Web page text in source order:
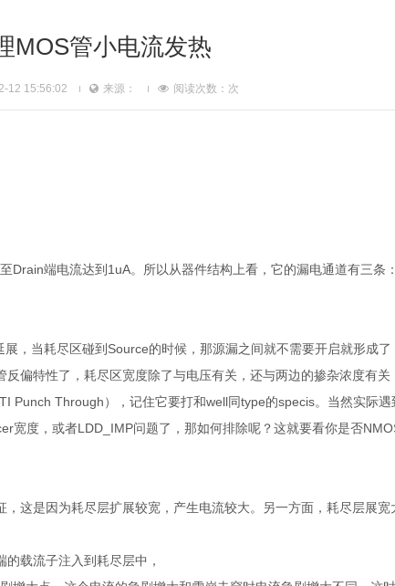
MOS管小电流发热
12 15:56:02 来源： 阅读次数： 次
Drain端电流达到1uA。所以从器件结构上看，它的漏电通道有三条
，当耗尽区碰到Source的时候，那源漏之间就不需要开启就形成
偏特性了，耗尽区宽度除了与电压有关，还与两边的掺杂浓度有关
Punch Through），记住它要打和well同type的specis。当然实际遇
宽度，或者LDD_IMP问题了，那如何排除呢？这就要看你是否
这是因为耗尽层扩展较宽，产生电流较大。另一方面，耗尽层展宽
载流子注入到耗尽层中，